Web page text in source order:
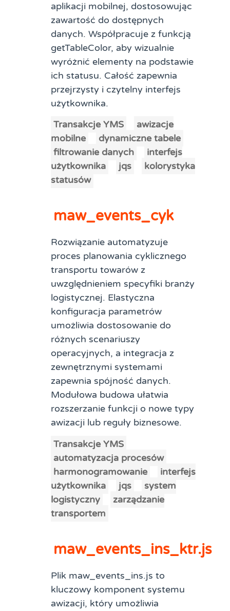
aplikacji mobilnej, dostosowując
zawartość do dostępnych
danych. Współpracuje z funkcją
getTableColor, aby wizualnie
wyróżnić elementy na podstawie
ich statusu. Całość zapewnia
przejrzysty i czytelny interfejs
użytkownika.
Transakcje YMS
awizacje
mobilne
dynamiczne tabele
filtrowanie danych
interfejs
użytkownika
jqs
kolorystyka
statusów
maw_events_cyk
Rozwiązanie automatyzuje
proces planowania cyklicznego
transportu towarów z
uwzględnieniem specyfiki branży
logistycznej. Elastyczna
konfiguracja parametrów
umożliwia dostosowanie do
różnych scenariuszy
operacyjnych, a integracja z
zewnętrznymi systemami
zapewnia spójność danych.
Modułowa budowa ułatwia
rozszerzanie funkcji o nowe typy
awizacji lub reguły biznesowe.
Transakcje YMS
automatyzacja procesów
harmonogramowanie
interfejs
użytkownika
jqs
system
logistyczny
zarządzanie
transportem
maw_events_ins_ktr.js
Plik maw_events_ins.js to
kluczowy komponent systemu
awizacji, który umożliwia